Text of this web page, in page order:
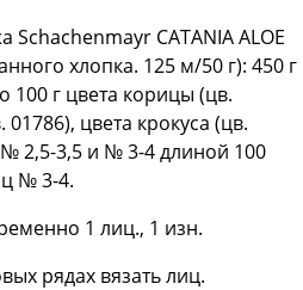
Schachenmayr CATANIA ALOE
хлопка. 125 м/50 г): 450 г
100 г цвета корицы (цв.
цвета крокуса (цв.
2,5-3,5 и № 3-4 длиной 100
№ 3-4.
1 лиц., 1 изн.
рядах вязать лиц.